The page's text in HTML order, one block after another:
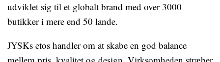
udviklet sig til et globalt brand med over 3000
butikker i mere end 50 lande.
JYSKs etos handler om at skabe en god balance